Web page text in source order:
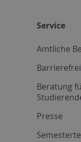
Service
Amtliche
Beratung
Presse